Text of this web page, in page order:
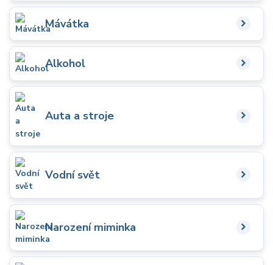
Mávátka
Alkohol
Auta a stroje
Vodní svět
Narození miminka